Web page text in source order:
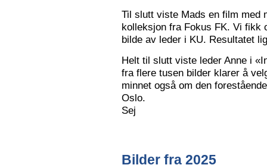
Til slutt viste Mads en film med
kolleksjon fra Fokus FK. Vi fikk
bilde av leder i KU. Resultatet
Helt til slutt viste leder Anne i
fra flere tusen bilder klarer å
minnet også om den
Oslo.
Sej
Bilder fra 2025